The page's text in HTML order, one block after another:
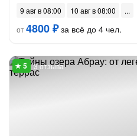
9 авг в 08:00
10 авг в 08:00
от4800 ₽за всё до 4 чел.
3 отзыва